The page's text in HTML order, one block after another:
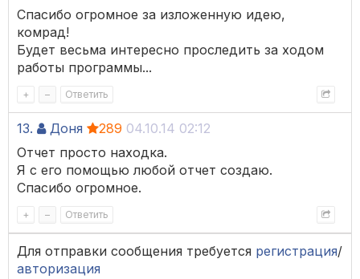
Спасибо огромное за изложенную идею,
комрад!
Будет весьма интересно проследить за ходом
работы программы...
+ – Ответить
13. Доня 289 04.10.14 02:12
Отчет просто находка.
Я с его помощью любой отчет создаю.
Спасибо огромное.
+ – Ответить
Для отправки сообщения требуется регистрация/
авторизация